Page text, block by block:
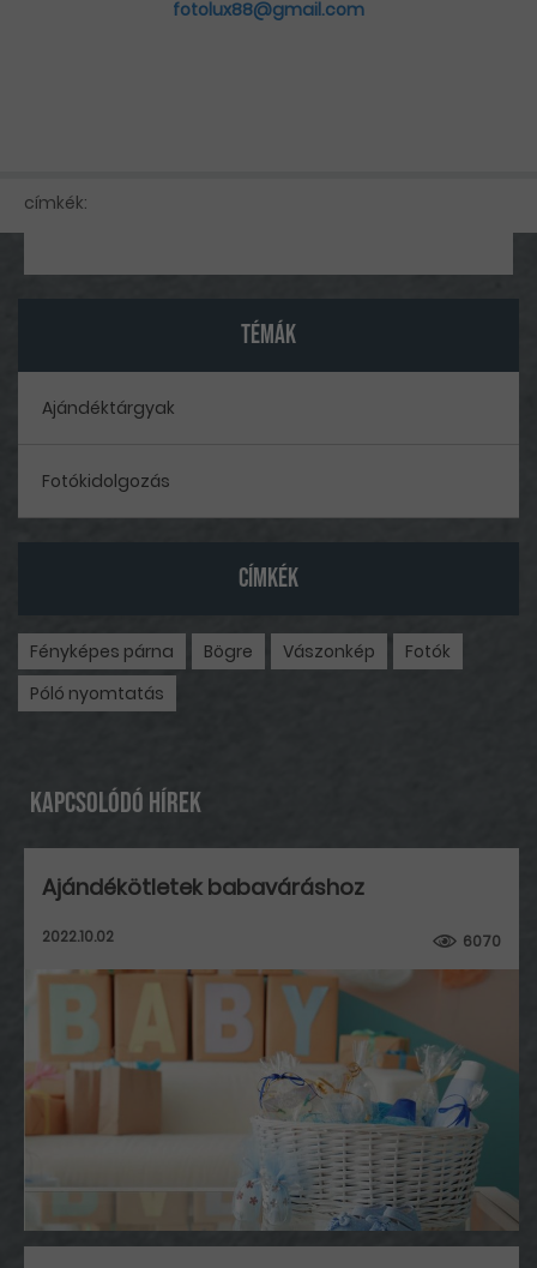
fotolux88@gmail.com
címkék:
TÉMÁK
Ajándéktárgyak
Fotókidolgozás
CÍMKÉK
Fényképes párna Bögre Vászonkép
Fotók
Póló nyomtatás
Kapcsolódó hírek
Ajándékötletek babaváráshoz
2022.10.02 6070